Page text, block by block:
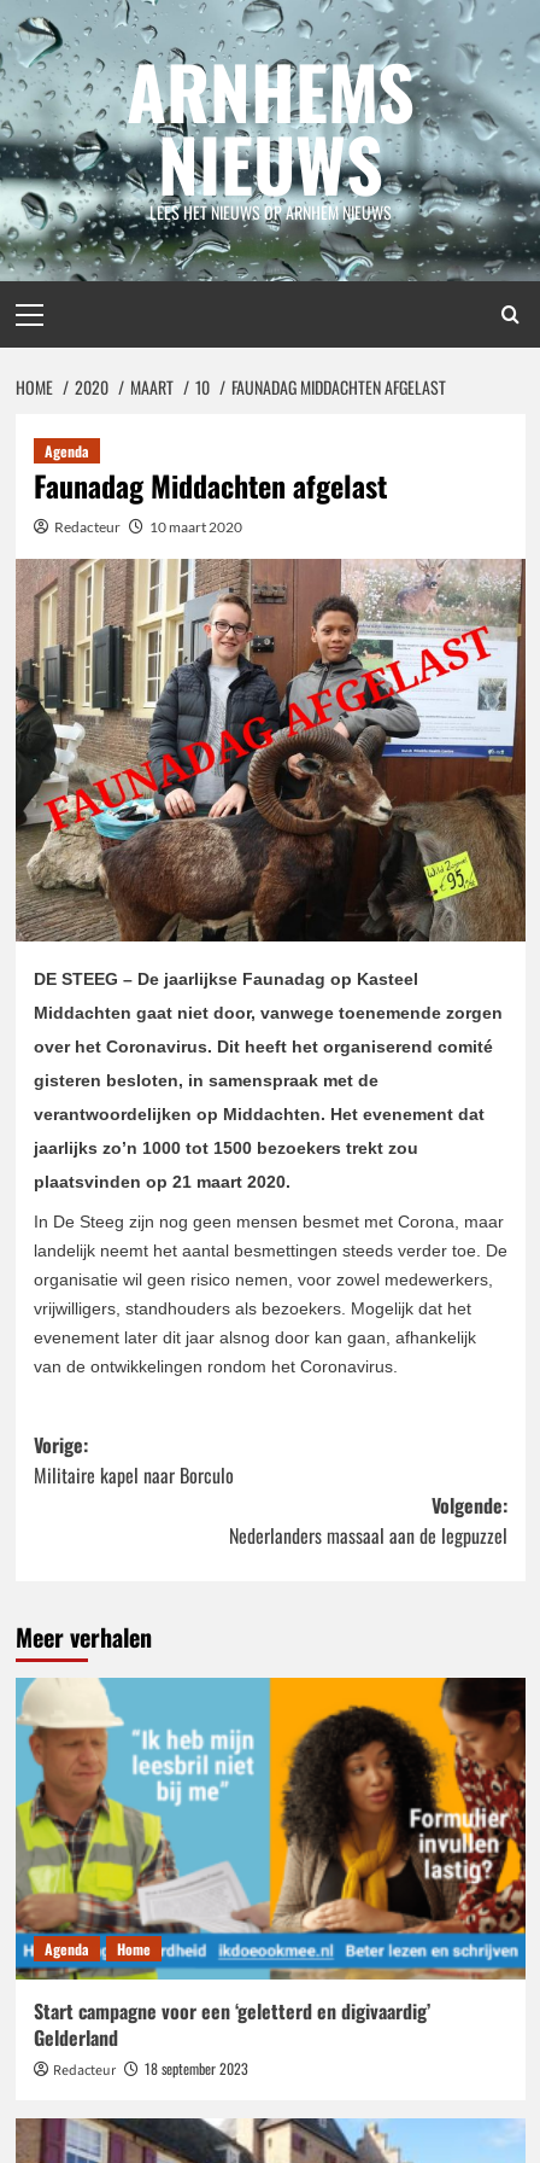
Spring
naar
inhoud
ARNHEMS
NIEUWS
LEES HET NIEUWS OP ARNHEM NIEUWS
menu
HOME 2020 MAART 10 FAUNADAG MIDDACHTEN AFGELAST
Agenda
Faunadag Middachten afgelast
Redacteur 10 maart 2020
DE STEEG – De jaarlijkse Faunadag op Kasteel
Middachten gaat niet door, vanwege toenemende zorgen
over het Coronavirus. Dit heeft het organiserend comité
gisteren besloten, in samenspraak met de
verantwoordelijken op Middachten. Het evenement dat
jaarlijks zo’n 1000 tot 1500 bezoekers trekt zou
plaatsvinden op 21 maart 2020.
In De Steeg zijn nog geen mensen besmet met Corona, maar
landelijk neemt het aantal besmettingen steeds verder toe. De
organisatie wil geen risico nemen, voor zowel medewerkers,
vrijwilligers, standhouders als bezoekers. Mogelijk dat het
evenement later dit jaar alsnog door kan gaan, afhankelijk
van de ontwikkelingen rondom het Coronavirus.
Bericht
navigatie
Vorige:
Militaire kapel naar Borculo
Volgende:
Nederlanders massaal aan de legpuzzel
Meer verhalen
Agenda Home
Start campagne voor een ‘geletterd en digivaardig’
Gelderland
Redacteur 18 september 2023